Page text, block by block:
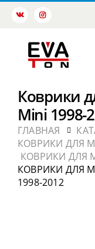
Коврики
Mini 1998-
ГЛАВНАЯ
КОВРИКИ ДЛЯ
КОВРИКИ ДЛЯ
КОВРИКИ ДЛЯ
1998-2012